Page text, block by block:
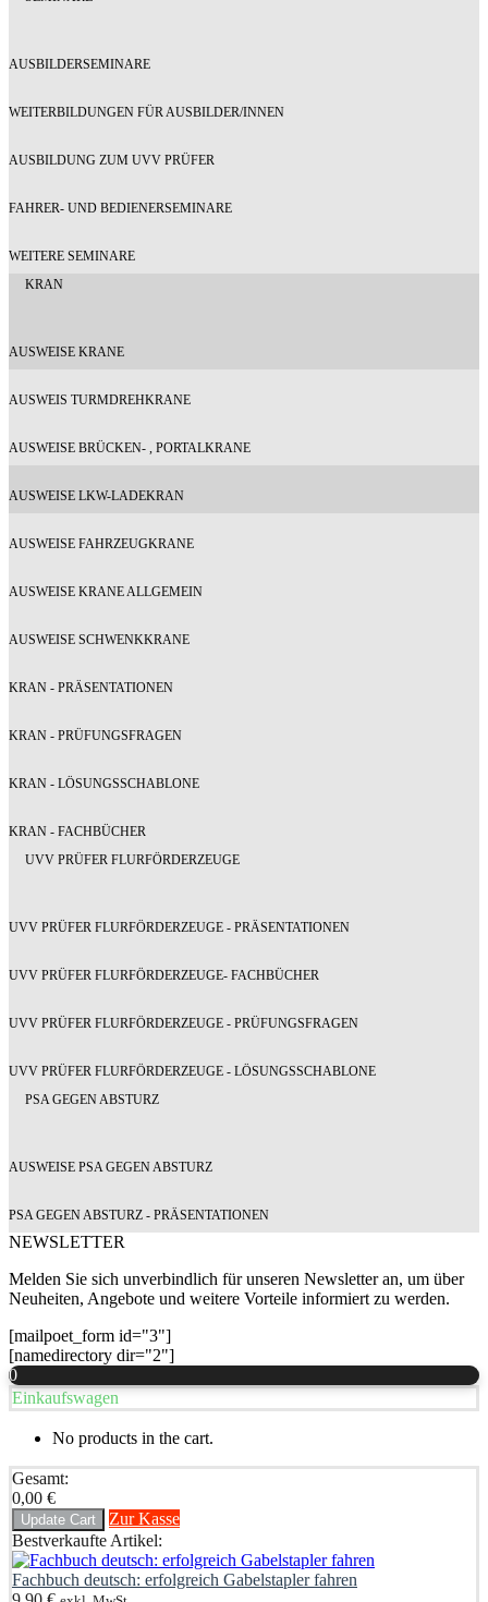
AUSBILDERSEMINARE
WEITERBILDUNGEN FÜR AUSBILDER/INNEN
AUSBILDUNG ZUM UVV PRÜFER
FAHRER- UND BEDIENERSEMINARE
WEITERE SEMINARE
KRAN
AUSWEISE KRANE
AUSWEIS TURMDREHKRANE
AUSWEISE BRÜCKEN- , PORTALKRANE
AUSWEISE LKW-LADEKRAN
AUSWEISE FAHRZEUGKRANE
AUSWEISE KRANE ALLGEMEIN
AUSWEISE SCHWENKKRANE
KRAN - PRÄSENTATIONEN
KRAN - PRÜFUNGSFRAGEN
KRAN - LÖSUNGSSCHABLONE
KRAN - FACHBÜCHER
UVV PRÜFER FLURFÖRDERZEUGE
UVV PRÜFER FLURFÖRDERZEUGE - PRÄSENTATIONEN
UVV PRÜFER FLURFÖRDERZEUGE- FACHBÜCHER
UVV PRÜFER FLURFÖRDERZEUGE - PRÜFUNGSFRAGEN
UVV PRÜFER FLURFÖRDERZEUGE - LÖSUNGSSCHABLONE
PSA GEGEN ABSTURZ
AUSWEISE PSA GEGEN ABSTURZ
PSA GEGEN ABSTURZ - PRÄSENTATIONEN
NEWSLETTER
Melden Sie sich unverbindlich für unseren Newsletter an, um über
Neuheiten, Angebote und weitere Vorteile informiert zu werden.
[mailpoet_form id="3"]
[namedirectory dir="2"]
0
Einkaufswagen
No products in the cart.
Gesamt:
0,00 €
Update Cart
Zur Kasse
Bestverkaufte Artikel:
Fachbuch deutsch: erfolgreich Gabelstapler fahren